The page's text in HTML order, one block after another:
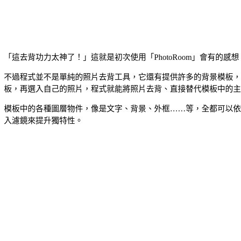
「這去背功力太神了！」這就是初次使用「PhotoRoom」會有的
不過程式並不是單純的照片去背工具，它還有提供許多的背景模板
板，再選入自己的照片，程式就能將照片去背、直接替代模板中的
模板中的各種圖層物件，像是文字、背景、外框……等，全都可以
入濾鏡來提升獨特性。